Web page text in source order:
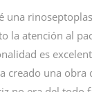
una
la atención al
es
creado una obra